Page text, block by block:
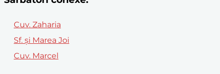
Cuv. Zaharia
Sf. și Marea Joi
Cuv. Marcel